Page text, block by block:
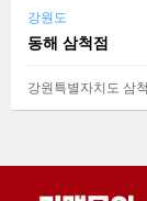
강원도
동해 삼척점
강원특별자치도 삼